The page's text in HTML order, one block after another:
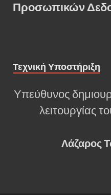
Προσωπικών
Τεχνική Υποστήριξη
Υπεύθυνος
λειτουργίας
Λάζαρος